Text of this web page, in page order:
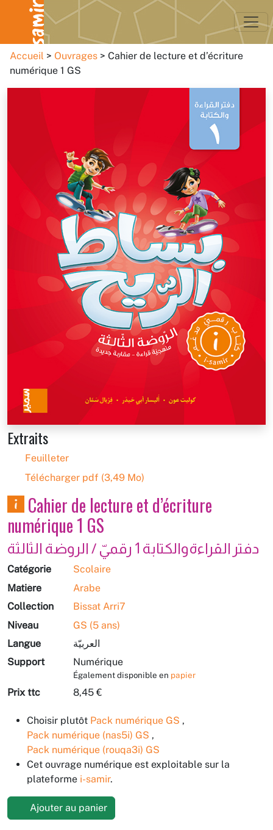
Accueil Ouvrages
Cahier de lecture et d’écriture
numérique 1 GS
Extraits
Feuilleter
Télécharger pdf (3,49 Mo)
Cahier de lecture et d’écriture
numérique 1 GS
دفتر القراءة والكتابة 1 رقميّ / الروضة الثالثة
Catégorie
Scolaire
Matière
Arabe
Collection
Bissat Arri7
Niveau
GS (5 ans)
Langue
العربيّة
Support
Numérique
Également disponible en papier
Prix ttc 8,45 €
Choisir plutôt Pack numérique GS ,
Pack numérique (nas5i) GS ,
Pack numérique (rouqa3i) GS
Cet ouvrage numérique est exploitable sur la
plateforme i-samir.
Ajouter au panier